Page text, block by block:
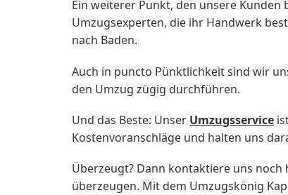
Ein weiterer Punkt, den unsere
Umzugsexperten, die ihr Handwerk
nach Baden.
Auch in puncto Pünktlichkeit sind wir
den Umzug zügig durchführen.
Und das Beste: Unser Umzugsservice
Kostenvoranschläge und halten uns
Überzeugt? Dann kontaktiere uns
überzeugen. Mit dem Umzugskönig